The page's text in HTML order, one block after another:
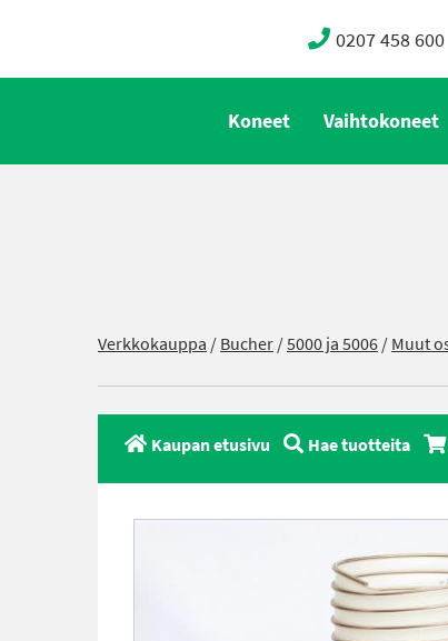
0207 458 600
Koneet Vaihtokoneet
Verkkokauppa /Bucher/5000 ja 5006/Muut
Kaupan etusivu Hae tuotteita